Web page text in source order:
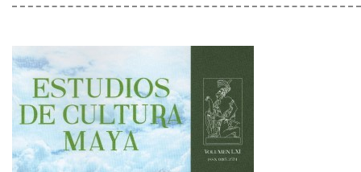
Barra
lateral
del
artículo